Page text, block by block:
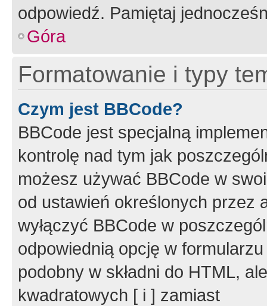
odpowiedź. Pamiętaj
Góra
Formatowanie i typy
Czym jest BBCode?
BBCode jest specjalną
kontrolę nad tym jak
możesz używać BBCode w
od ustawień określonych przez
wyłączyć BBCode w
odpowiednią opcję w
podobny w składni do HTML,
kwadratowych [ i ] zamiast